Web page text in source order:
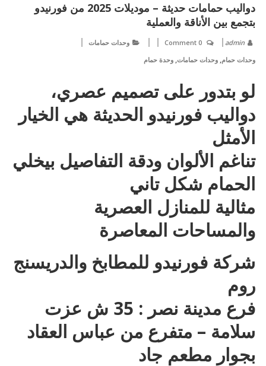
دواليب حمامات حديثة – موديلات 2025 من فورنيدو
بتجمع بين الأناقة والعملية
admin
0 Comment
وحدات حمامات
وحدات حمام, وحدات حمامات, وحدة حمام
لو بتدور على تصميم عصري،
دواليب فورنيدو الحديثة هي الخيار
الأمثل
تناغم الألوان ودقة التفاصيل بيخلي
الحمام شكل تاني
مثالية للمنازل العصرية
والمساحات المعاصرة
شركة فورنيدو للمطابخ والدريسنج
روم
فرع مدينة نصر : 35 ش عزت
سلامة – متفرع من عباس العقاد
بجوار مطعم جاد